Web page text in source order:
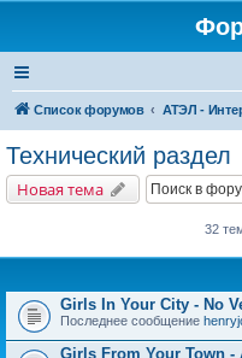
Список форумов
Технический раздел
Новая тема
32
Girls In Your City - No
Последнее сообщение
Girls From Your Town